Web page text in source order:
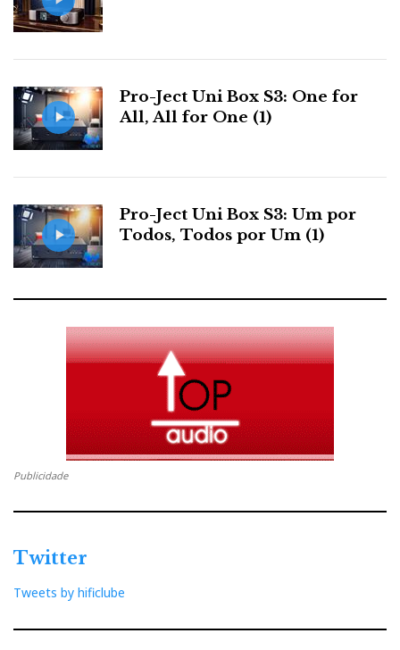
Pro-Ject Uni Box S3: One for
All, All for One (1)
Pro-Ject Uni Box S3: Um por
Todos, Todos por Um (1)
Publicidade
Twitter
Tweets by hificlube